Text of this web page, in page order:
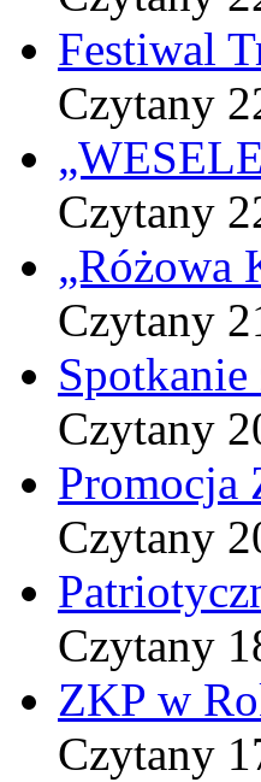
Festiwal
Czytany
Czytany
„Różowa
Czytany
Spotkanie
Czytany
Promocja
Czytany
Czytany
ZKP w
Czytany